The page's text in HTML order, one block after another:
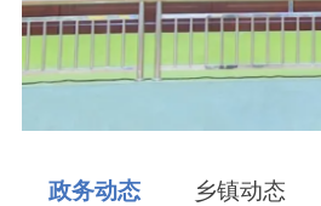
政务动态 乡镇动态